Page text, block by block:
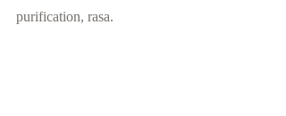
purification, rasa.